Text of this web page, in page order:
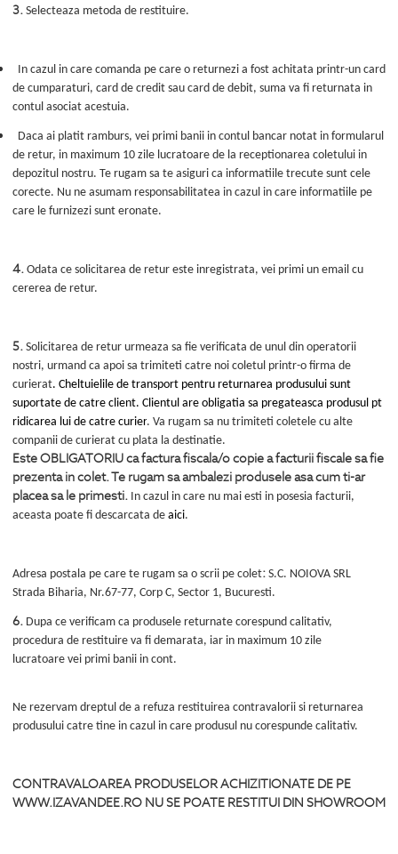
3. Selecteaza metoda de restituire.
In cazul in care comanda pe care o returnezi a fost achitata printr-un card
de cumparaturi, card de credit sau card de debit, suma va fi returnata in
contul asociat acestuia.
Daca ai platit ramburs, vei primi banii in contul bancar notat in formularul
de retur, in maximum 10 zile lucratoare de la receptionarea coletului in
depozitul nostru. Te rugam sa te asiguri ca informatiile trecute sunt cele
corecte. Nu ne asumam responsabilitatea in cazul in care informatiile pe
care le furnizezi sunt eronate.
4. Odata ce solicitarea de retur este inregistrata, vei primi un email cu
cererea de retur.
5. Solicitarea de retur urmeaza sa fie verificata de unul din operatorii
nostri, urmand ca apoi sa trimiteti catre noi coletul printr-o firma de
curierat. Cheltuielile de transport pentru returnarea produsului sunt
suportate de catre client. Clientul are obligatia sa pregateasca produsul pt
ridicarea lui de catre curier. Va rugam sa nu trimiteti coletele cu alte
companii de curierat cu plata la destinatie.
Este OBLIGATORIU ca factura fiscala/o copie a facturii fiscale sa fie
prezenta in colet. Te rugam sa ambalezi produsele asa cum ti-ar
placea sa le primesti. In cazul in care nu mai esti in posesia facturii,
aceasta poate fi descarcata de aici.
Adresa postala pe care te rugam sa o scrii pe colet: S.C. NOIOVA SRL
Strada Biharia, Nr.67-77, Corp C, Sector 1, Bucuresti.
6. Dupa ce verificam ca produsele returnate corespund calitativ,
procedura de restituire va fi demarata, iar in maximum 10 zile
lucratoare vei primi banii in cont.
Ne rezervam dreptul de a refuza restituirea contravalorii si returnarea
produsului catre tine in cazul in care produsul nu corespunde calitativ.
CONTRAVALOAREA PRODUSELOR ACHIZITIONATE DE PE
WWW.IZAVANDEE.RO NU SE POATE RESTITUI DIN SHOWROOM